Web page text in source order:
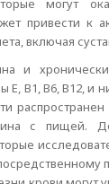
могут
привести к
включая
и
Е, B1, B6, B12,
с пищей.